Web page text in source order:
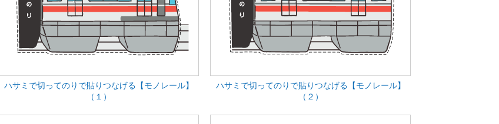
ハサミで切ってのりで貼りつなげる【モノレール】
（１）
ハサミで切ってのりで貼りつなげる【モノレール】
（２）